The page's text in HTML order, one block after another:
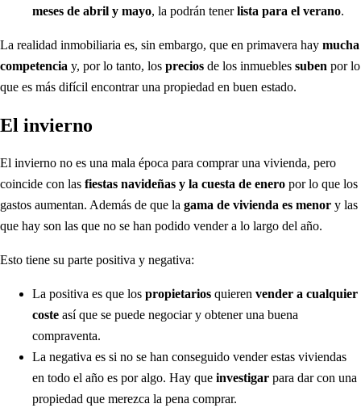
meses de abril y mayo, la podrán tenerlista para el verano.
La realidad inmobiliaria es, sin embargo, que en primavera hay mucha
competencia y, por lo tanto, los precios de los inmuebles suben por lo
que es más difícil encontrar una propiedad en buen estado.
El invierno
El invierno no es una mala época para comprar una vivienda, pero
coincide con las fiestas navideñas y la cuesta de enero por lo que los
gastos aumentan. Además de que la gama de vivienda es menor y las
que hay son las que no se han podido vender a lo largo del año.
Esto tiene su parte positiva y negativa:
La positiva es que los propietarios quieren vender a cualquier
coste así que se puede negociar y obtener una buena
compraventa.
La negativa es si no se han conseguido vender estas viviendas
en todo el año es por algo. Hay que investigar para dar con una
propiedad que merezca la pena comprar.